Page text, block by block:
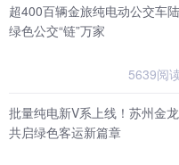
超400百辆金旅纯电动公交车陆续
绿色公交“链”万家
5639阅
批量纯电新V系上线！苏州金
共启绿色客运新篇章